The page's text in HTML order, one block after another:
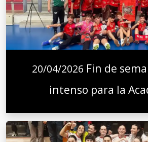
20/04/2026 Fin de
intenso para la